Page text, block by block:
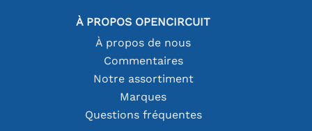
À PROPOS OPENCIRCUIT
À propos de nous
Commentaires
Notre assortiment
Marques
Questions fréquentes